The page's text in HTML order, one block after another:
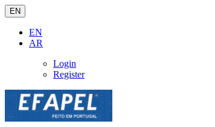
EN
EN
AR
Login
Register